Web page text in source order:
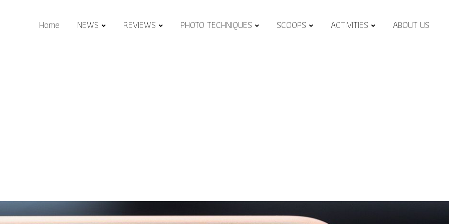
Home NEWS REVIEWS PHOTO TECHNIQUES SCOOPS ACTIVITIES ABOUT US